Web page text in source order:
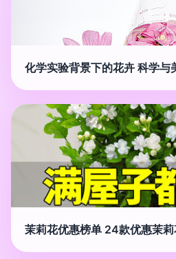
化学实验背景下的花卉 科学与
茉莉花优惠榜单 24款优惠茉